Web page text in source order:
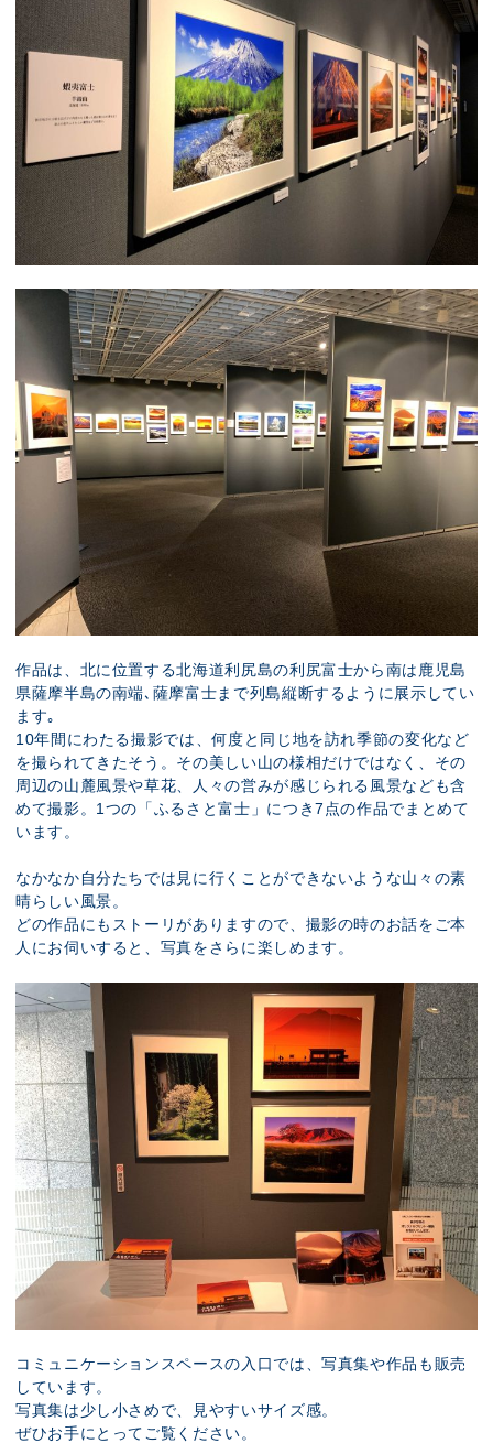
作品は、 北に位置する北海道利尻島の利尻富士から南は鹿児島
県薩摩半島の南端､薩摩富士まで列島縦断するように展示してい
ます｡
10年間にわたる撮影では、何度と同じ地を訪れ季節の変化など
を撮られてきたそう。その美しい山の様相だけではなく、その
周辺の山麓風景や草花、人々の営みが感じられる風景なども含
めて撮影。1つの「ふるさと富士」につき7点の作品でまとめて
います。
なかなか自分たちでは見に行くことができないような山々の素
晴らしい風景。
どの作品にもストーリがありますので、撮影の時のお話をご本
人にお伺いすると、写真をさらに楽しめます。
コミュニケーションスペースの入口では、写真集や作品も販売
しています。
写真集は少し小さめで、見やすいサイズ感。
ぜひお手にとってご覧ください。